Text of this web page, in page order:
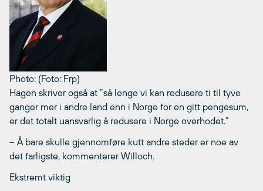
Photo: (Foto: Frp)
Hagen skriver også at ”så lenge vi kan redusere ti til tyve
ganger mer i andre land enn i Norge for en gitt pengesum,
er det totalt uansvarlig å redusere i Norge overhodet.”
– Å bare skulle gjennomføre kutt andre steder er noe av
det farligste, kommenterer Willoch.
Ekstremt viktig